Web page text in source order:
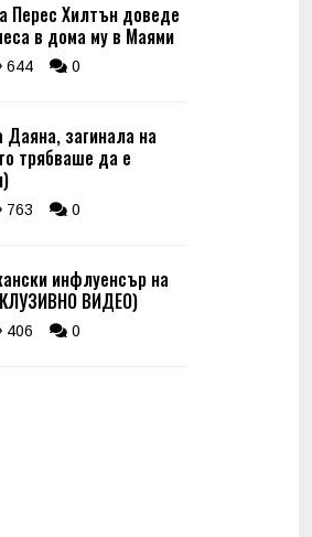
Перес Хилтън доведе
в дома му в Маями
644 0
Даяна, загинала на
трябваше да е
763 0
инфлуенсър на
ВИДЕО)
406 0